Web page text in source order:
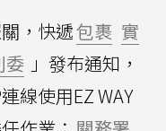
，快遞包裹 實
委 」發布通知，
線使用EZ WAY